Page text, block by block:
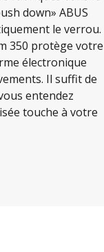
down» ABUS
le verrou.
350 protège votre
électronique
Il suffit de
entendez
touche à votre